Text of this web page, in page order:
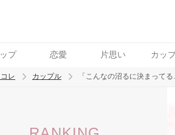
ップ 恋愛 片思い カッ
レ カップル 「こんなの沼るに決まって